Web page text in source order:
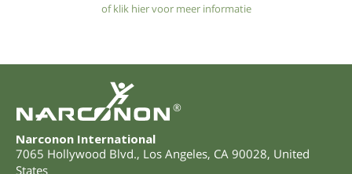
of klik hier voor meer informatie
®
Narconon International
7065 Hollywood Blvd., Los Angeles, CA 90028, United
States